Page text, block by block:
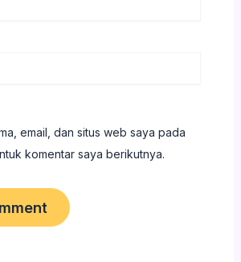
email, dan situs web saya pada
komentar saya berikutnya.